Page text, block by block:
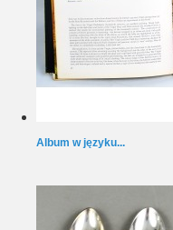
Album w języku...